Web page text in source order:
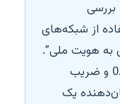
بررسی
از شبکه‌های
به هویت ملی”.
(مثلاً، p-value کمتر از 0.05 و ضریب
منفی 0.35 نشان‌دهنده یک